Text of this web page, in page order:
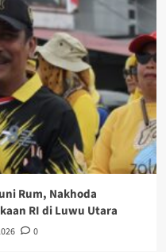
Rum, Nakhoda
RI di Luwu Utara
0